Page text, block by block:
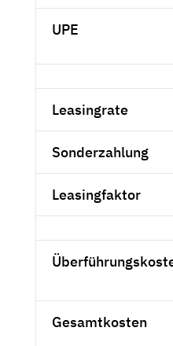
UPE
Leasingrate
Sonderzahlung
Leasingfaktor
Gesamtkosten